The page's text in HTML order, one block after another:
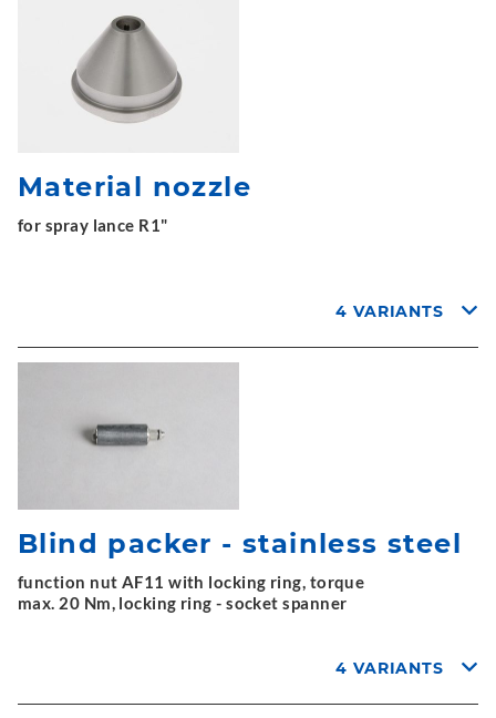
Material nozzle
for spray lance R1"
4 VARIANTS
Blind packer - stainless steel
function nut AF11 with locking ring, torque
max. 20 Nm, locking ring - socket spanner
4 VARIANTS